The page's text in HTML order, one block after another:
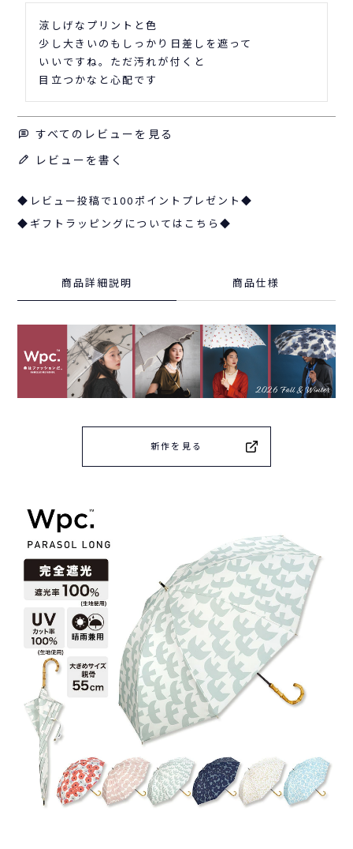
涼しげなプリントと色
少し大きいのもしっかり日差しを遮って
いいですね。ただ汚れが付くと
目立つかなと心配です
すべてのレビューを見る
レビューを書く
◆レビュー投稿で100ポイントプレゼント◆
◆ギフトラッピングについてはこちら◆
商品詳細説明 商品仕様
新作を見る